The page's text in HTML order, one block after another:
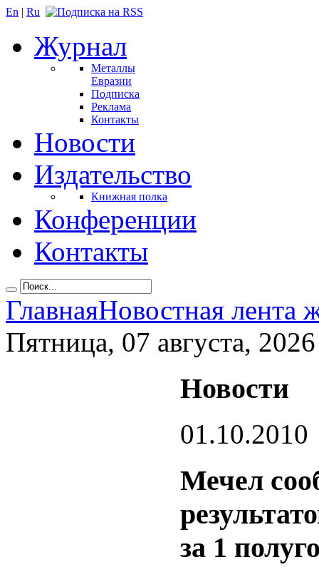
En | Ru
Журнал
Металлы
Евразии
Подписка
Реклама
Контакты
Новости
Издательство
Книжная полка
Конференции
Контакты
ГлавнаяНовостная лента
Пятница, 07 августа, 2026
Новости
01.10.2010
Мечел
за 1